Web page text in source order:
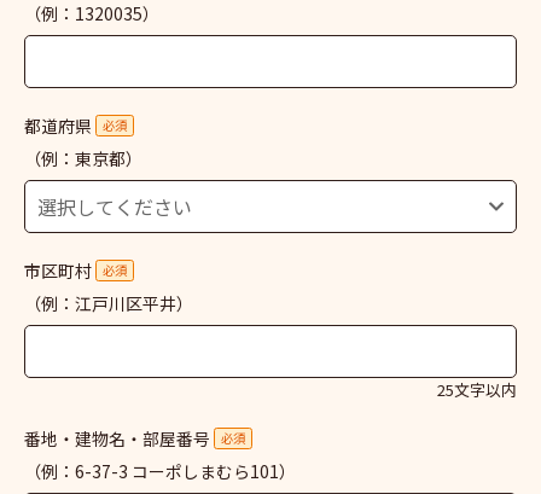
（例：1320035）
都道府県 必須
（例：東京都）
市区町村 必須
（例：江戸川区平井）
25文字以内
番地・建物名・部屋番号 必須
（例：6-37-3 コーポしまむら101）